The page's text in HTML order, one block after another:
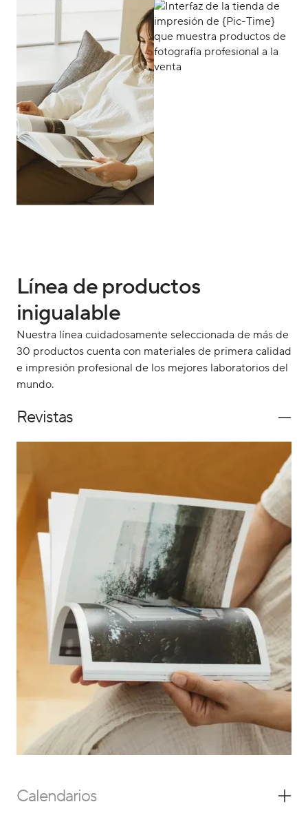
Línea de productos
inigualable
Nuestra línea cuidadosamente seleccionada de más de
30 productos cuenta con materiales de primera calidad
e impresión profesional de los mejores laboratorios del
mundo.
Revistas
Calendarios